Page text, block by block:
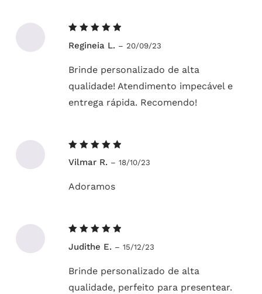
5de 5
Regineia L. – 20/09/23
Brinde personalizado de alta
qualidade! Atendimento impecável e
entrega rápida. Recomendo!
5de 5
Vilmar R. – 18/10/23
Adoramos
5de 5
Judithe E. – 15/12/23
Brinde personalizado de alta
qualidade, perfeito para presentear.